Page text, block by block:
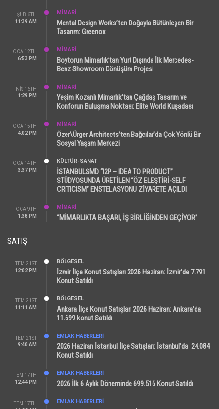
ŞUB 6TH
11:39 AM
MİMARİ
Mental Design Works’ten Doğayla Bütünleşen Bir
Tasarım: Greenox
OCA 12TH
6:53 PM
MİMARİ
Boytorun Mimarlık’tan Yurt Dışında İlk Mercedes-
Benz Showroom Dönüşüm Projesi
NIS 16TH
1:29 PM
MİMARİ
Yeşim Kozanlı Mimarlık’tan Çağdaş Tasarım ve
Konforun Buluşma Noktası: Elite World Kuşadası
OCA 15TH
4:02 PM
MİMARİ
Özer\Ürger Architects’ten Bağcılar’da Çok Yönlü Bir
Sosyal Yaşam Merkezi
OCA 14TH
3:37 PM
KÜLTÜR-SANAT
İSTANBULSMD “I2P – IDEA TO PRODUCT”
STÜDYOSUNDA ÜRETİLEN “ÖZ ELEŞTİRİ-SELF
CRITICISM” ENSTELASYONU ZİYARETE AÇILDI
OCA 9TH
1:38 PM
MİMARİ
“MİMARLIKTA BAŞARI, İŞ BİRLİĞİNDEN GEÇİYOR”
SATIŞ
TEM 21ST
12:02 PM
BÖLGESEL
İzmir İlçe Konut Satışları 2026 Haziran: İzmir’de 7.791
Konut Satıldı
TEM 21ST
11:11 AM
BÖLGESEL
Ankara İlçe Konut Satışları 2026 Haziran: Ankara’da
11.699 konut Satıldı
TEM 21ST
9:40 AM
EMLAK HABERLERI
2026 Haziran İstanbul İlçe Satışları: İstanbul’da 24.084
Konut Satıldı
TEM 17TH
12:44 PM
EMLAK HABERLERI
2026 İlk 6 Aylık Döneminde 699.516 Konut Satıldı
TEM 17TH
EMLAK HABERLERI